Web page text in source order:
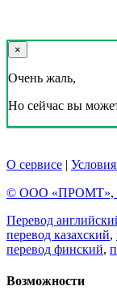
×
Очень жаль,
Но сейчас вы
О сервисе |
© ООО «ПРОМТ»,
Перевод
перевод казахский,
перевод финский,
Возможности